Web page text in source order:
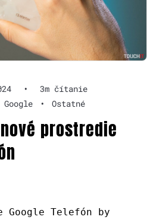
•
3m čítanie
Google • Ostatné
prostredie
Google Telefón by